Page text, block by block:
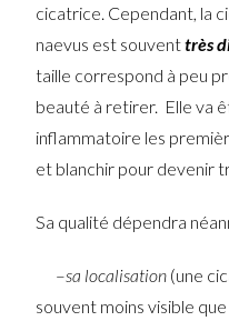
cicatrice. Cependant, la
naevus est souventtrès
taille correspond à peu
beauté à retirer. Elle va
inflammatoire les
et blanchir pour devenir
Sa qualité dépendra
–sa localisation (une
souvent moins visible